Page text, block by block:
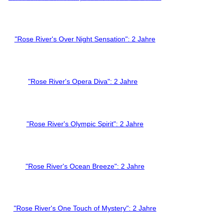
"Rose River's Over Night Sensation": 2 Jahre
"Rose River's Opera Diva": 2 Jahre
"Rose River's Olympic Spirit": 2 Jahre
"Rose River's Ocean Breeze": 2 Jahre
"Rose River's One Touch of Mystery": 2 Jahre